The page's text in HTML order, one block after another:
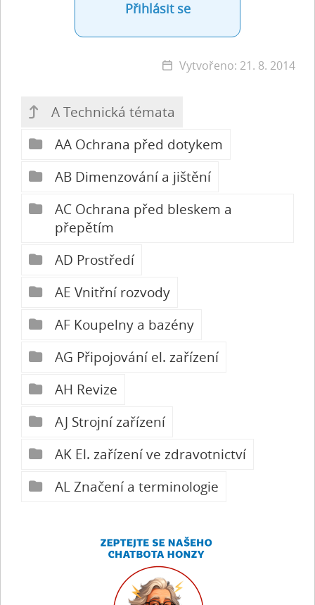
Přihlásit se
Vytvořeno: 21. 8. 2014
A Technická témata
AA Ochrana před dotykem
AB Dimenzování a jištění
AC Ochrana před bleskem a
přepětím
AD Prostředí
AE Vnitřní rozvody
AF Koupelny a bazény
AG Připojování el. zařízení
AH Revize
AJ Strojní zařízení
AK El. zařízení ve zdravotnictví
AL Značení a terminologie